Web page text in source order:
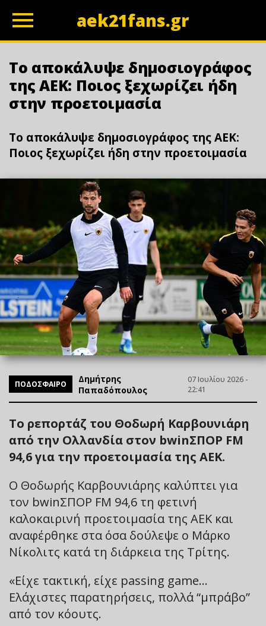
aek21fans.gr
Το αποκάλυψε δημοσιογράφος
της ΑΕΚ: Ποιος ξεχωρίζει ήδη
στην προετοιμασία
Το αποκάλυψε δημοσιογράφος της ΑΕΚ:
Ποιος ξεχωρίζει ήδη στην προετοιμασία
ΠΟΔΟΣΦΑΙΡΟ
Δημήτρης
Παπαδόπουλος
07 Ιουλίου 2026 -
22:41
Το ρεπορτάζ του Θοδωρή Καρβουνιάρη
από την Ολλανδία στον bwinΣΠΟΡ FM
94,6 για την προετοιμασία της ΑΕΚ.
Ο Θοδωρής Καρβουνιάρης καλύπτει για
τον bwinΣΠΟΡ FM 94,6 τη φετινή
καλοκαιρινή προετοιμασία της ΑΕΚ και
αναφέρθηκε στα όσα δούλεψε ο Μάρκο
Νίκολιτς κατά τη διάρκεια της Τρίτης.
«Είχε τακτική, είχε passing game…
Ελάχιστες παρατηρήσεις, πολλά “μπράβο”
από τον κόουτς.